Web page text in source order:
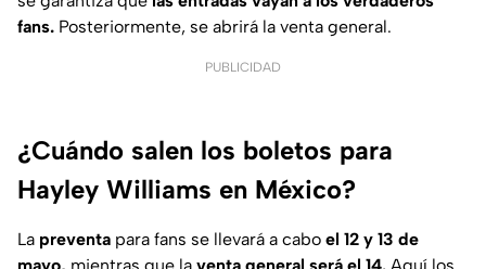
fans. Posteriormente, se abrirá la venta general.
PUBLICIDAD
¿Cuándo salen los boletos para
Hayley Williams en México?
La preventa para fans se llevará a cabo el 12 y 13 de